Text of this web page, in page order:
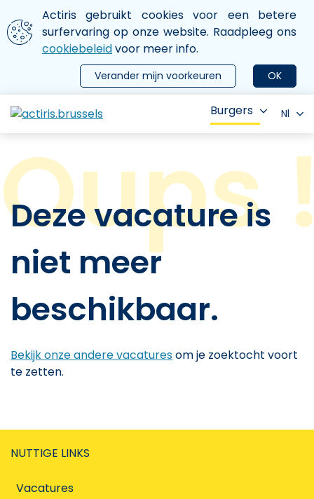
Aller au contenu principal
We gebruiken cookies
Actiris gebruikt cookies voor een betere
surfervaring op onze website. Raadpleeg ons
cookiebeleidvoor meer info.
OK
Verander mijn voorkeuren
le menu
Burgers Nl
Deze vacature is
niet meer
beschikbaar.
Bekijk onze andere vacaturesom je zoektocht voort
te zetten.
NUTTIGE LINKS
Vacatures